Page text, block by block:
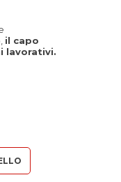
il capo
lavorativi.